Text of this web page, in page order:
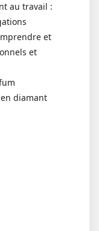
au travail :
et
et
diamant